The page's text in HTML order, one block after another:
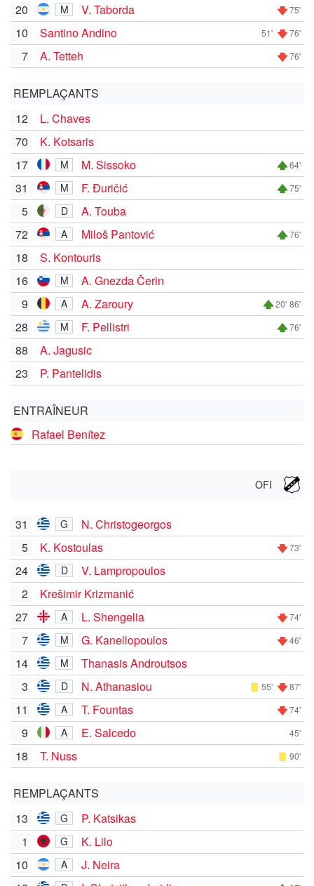
20
M V. Taborda 75'
10 Santino Andino 51' 76'
7 A. Tetteh 76'
REMPLAÇANTS
12
L. Chaves
70
K. Kotsaris
17
M M. Sissoko 64'
31 M F. Đuričić 75'
5 D
A. Touba
72
A Miloš Pantović 76'
18
S. Kontouris
16
M
A. Gnezda Čerin
9
A A. Zaroury 20' 86'
28 M F. Pellistri 76'
88
A. Jagusic
23
P. Pantelidis
ENTRAÎNEUR
Rafael Benítez
OFI
31 G
N. Christogeorgos
5
K. Kostoulas 73'
24 D
V. Lampropoulos
2
Krešimir Krizmanić
27
A L. Shengelia 74'
7 M G. Kanellopoulos 46'
14 M
Thanasis Androutsos
3
D N. Athanasiou 55' 87'
11 A T. Fountas 74'
9 A E. Salcedo 45'
18 T. Nuss 90'
REMPLAÇANTS
13
G
P. Katsikas
1
G
K. Lilo
10
A
J. Neira